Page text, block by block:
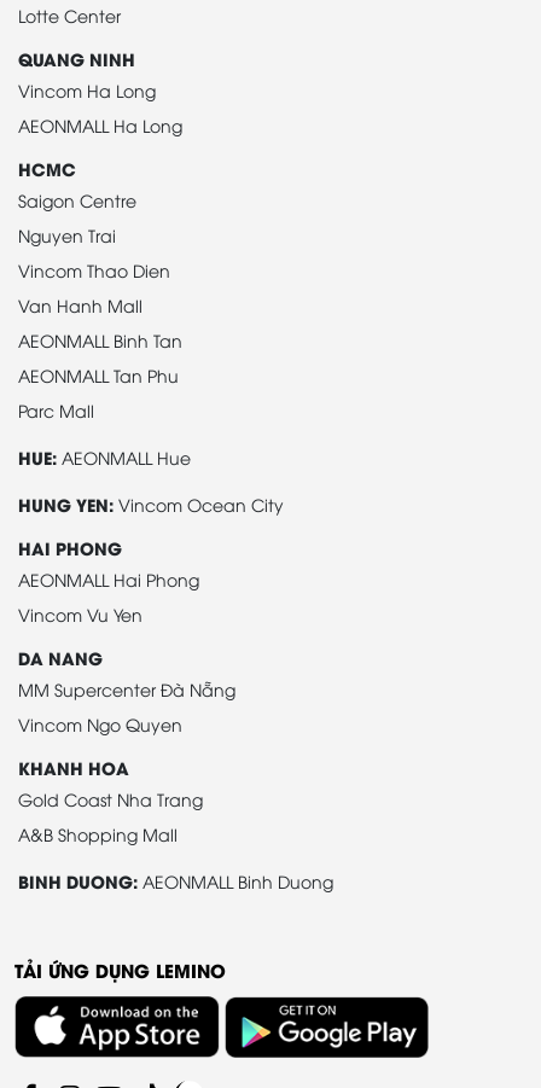
Lotte Center
QUANG NINH
Vincom Ha Long
AEONMALL Ha Long
HCMC
Saigon Centre
Nguyen Trai
Vincom Thao Dien
Van Hanh Mall
AEONMALL Binh Tan
AEONMALL Tan Phu
Parc Mall
HUE: AEONMALL Hue
HUNG YEN: Vincom Ocean City
HAI PHONG
AEONMALL Hai Phong
Vincom Vu Yen
DA NANG
MM Supercenter Đà Nẵng
Vincom Ngo Quyen
KHANH HOA
Gold Coast Nha Trang
A&B Shopping Mall
BINH DUONG: AEONMALL Binh Duong
TẢI ỨNG DỤNG LEMINO